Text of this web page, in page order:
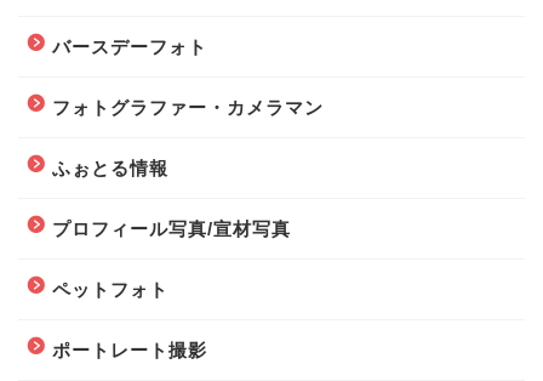
バースデーフォト
フォトグラファー・カメラマン
ふぉとる情報
プロフィール写真/宣材写真
ペットフォト
ポートレート撮影